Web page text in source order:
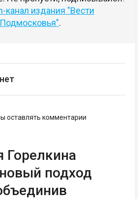
канал издания "Вести
Подмосковья".
оставлять комментарии
Горелкина
подход